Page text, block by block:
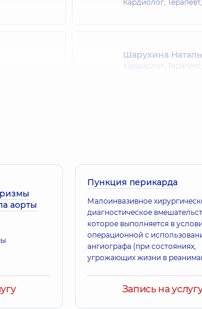
Кардиолог; Терапевт,
Шарухина
Кардиолог; Терапевт,
Врач общей
Гастроэнтеролог;
Поярков Евгений
Кардиолог; Врач
диагностики;
аорты
Пункция перикарда
Малоинвазивное
диагностическое
которое выполняется в
операционной с
ангиографа (при состояниях,
угрожающих жизни в
или дренирования полости
Запись на